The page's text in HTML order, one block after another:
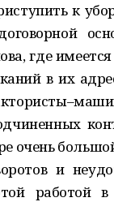
к
где
в их
очень
и
работой